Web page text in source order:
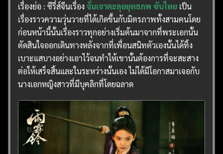
เรื่องย่อ : ซีรี่ส์จีนเรื่องจั่นเจาตะลุยยุทธภพ ซับไทย เป็น
เรื่องราวความวุ่นวายที่ได้เกิดขึ้นกับมิตรภาพทั้งสามคนโดย
ก่อนหน้านี้นั้นเรื่องราวทุกอย่างเริ่มต้นมาจากที่พระเอกนั้น
ตัดสินใจออกเดินทางหลังจากที่เพื่อนสนิทตัวเองนั้นได้ทิ้ง
เบาะแสบางอย่างเอาไว้จนทำให้เขานั้นต้องการที่จะสะสาง
ต่อให้เสร็จสิ้นและในระหว่างนั้นเอง ไม่ได้มีโอกาสมาเจอกับ
นางเอกหญิงสาวที่มีบุคลิกที่โดยฉลาด